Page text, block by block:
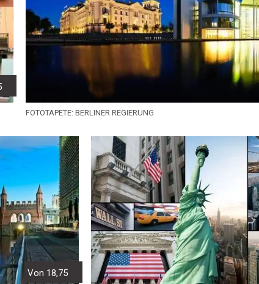
FOTOTAPETE: BERLINER REGIERUNG
Von 18,75